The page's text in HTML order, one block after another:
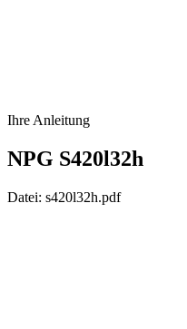
Ihre Anleitung
NPG S420l32h
Datei: s420l32h.pdf